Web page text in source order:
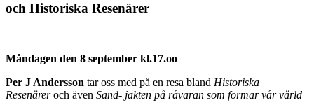
och Historiska Resenärer
Måndagen den 8 september kl.17.oo
Per J Andersson tar oss med på en resa bland Historiska
Resenäreroch även Sand- jakten på råvaran som formar vår värld